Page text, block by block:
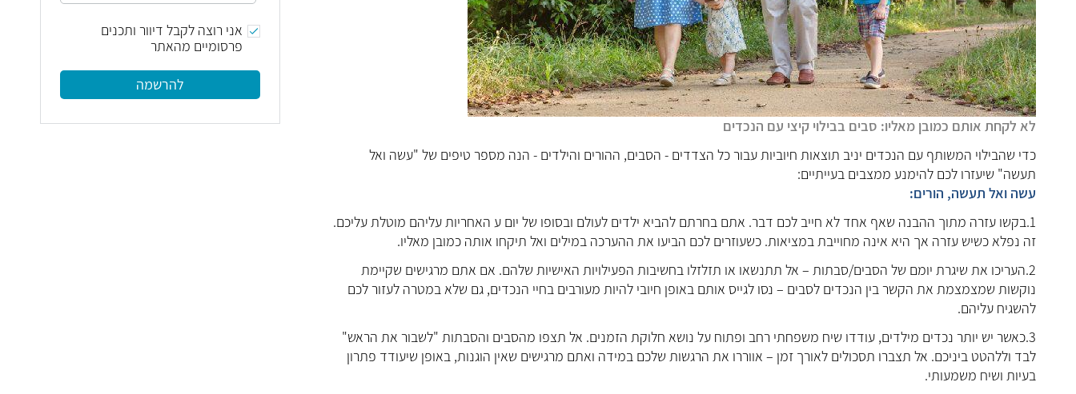
לא לקחת אותם כמובן מאליו: סבים בבילוי קיצי עם הנכדים
כדי שהבילוי המשותף עם הנכדים יניב תוצאות חיוביות עבור כל הצדדים - הסבים, ההורים והילדים - הנה מספר טיפים של "עשה ואל
תעשה" שיעזרו לכם להימנע ממצבים בעייתיים:
עשה ואל תעשה, הורים:
1.בקשו עזרה מתוך ההבנה שאף אחד לא חייב לכם דבר. אתם בחרתם להביא ילדים לעולם ובסופו של יום ע האחריות עליהם מוטלת עליכם.
זה נפלא כשיש עזרה אך היא אינה מחוייבת במציאות. כשעוזרים לכם הביעו את ההערכה במילים ואל תיקחו אותה כמובן מאליו.
2.העריכו את שיגרת יומם של הסבים/סבתות – אל תתנשאו או תזלזלו בחשיבות הפעילויות האישיות שלהם. אם אתם מרגישים שקיימת
נוקשות שמצמצמת את הקשר בין הנכדים לסבים – נסו לגייס אותם באופן חיובי להיות מעורבים בחיי הנכדים, גם שלא במטרה לעזור לכם
להשגיח עליהם.
3.כאשר יש יותר נכדים מילדים, עודדו שיח משפחתי רחב ופתוח על נושא חלוקת הזמנים. אל תצפו מהסבים והסבתות "לשבור את הראש"
לבד וללהטט ביניכם. אל תצברו תסכולים לאורך זמן – אווררו את הרגשות שלכם במידה ואתם מרגישים שאין הוגנות, באופן שיעודד פתרון
בעיות ושיח משמעותי.
אני רוצה לקבל דיוור ותכנים
פרסומיים מהאתר
להרשמה